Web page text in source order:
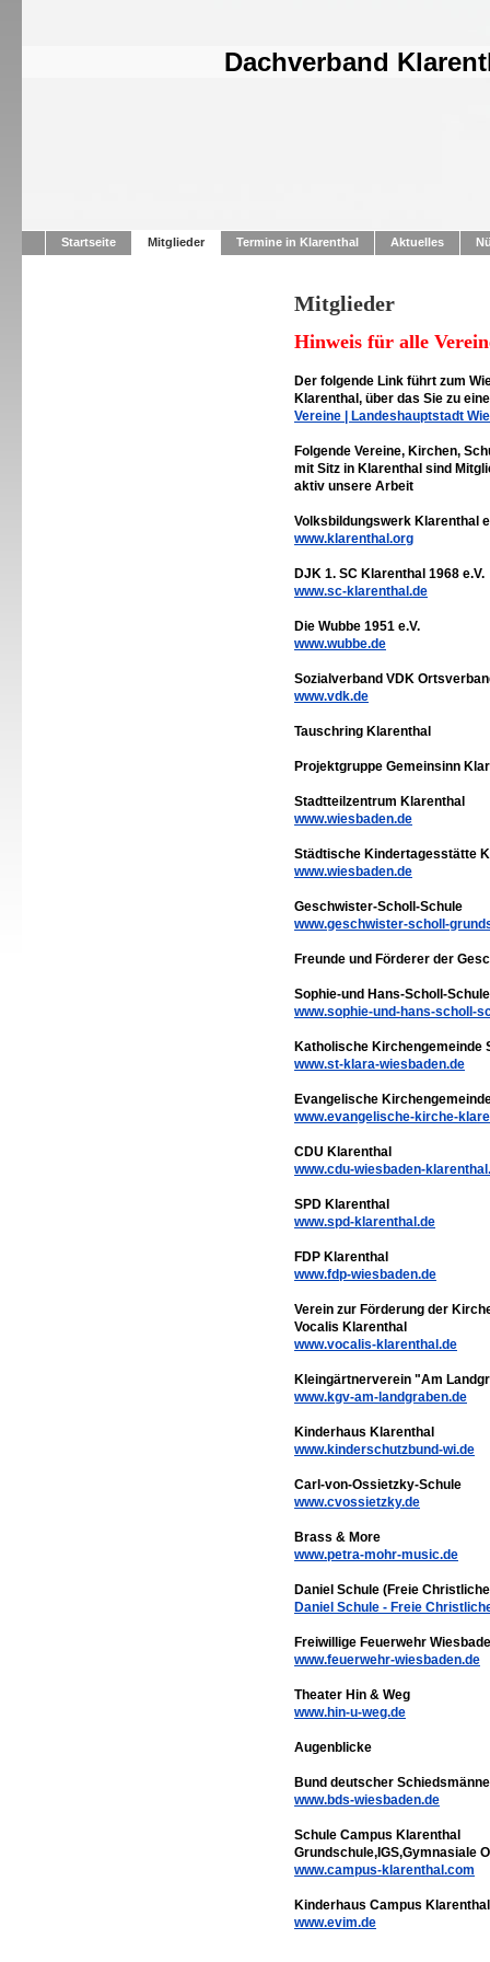
Dachverband
Startseite Mitglieder Termine in Klarenthal Aktuelles
Mitglieder
Hinweis für alle
Der folgende Link führt zum
Klarenthal, über das Sie zu
Vereine | Landeshauptstadt
Folgende Vereine, Kirchen,
mit Sitz in Klarenthal sind
aktiv unsere Arbeit
Volksbildungswerk Klarenthal
www.klarenthal.org
DJK 1. SC Klarenthal 1968 e.V.
www.sc-klarenthal.de
Die Wubbe 1951 e.V.
www.wubbe.de
Sozialverband VDK
www.vdk.de
Tauschring Klarenthal
Projektgruppe Gemeinsinn
Stadtteilzentrum Klarenthal
www.wiesbaden.de
Städtische Kindertagesstätte
www.wiesbaden.de
Geschwister-Scholl-Schule
www.geschwister-scholl-
Freunde und Förderer der
Sophie-und Hans-Scholl-Schule
www.sophie-und-hans-scholl-
Katholische Kirchengemeinde
www.st-klara-wiesbaden.de
Evangelische
www.evangelische-kirche-
CDU Klarenthal
www.cdu-wiesbaden-
SPD Klarenthal
www.spd-klarenthal.de
FDP Klarenthal
www.fdp-wiesbaden.de
Verein zur Förderung der
Vocalis Klarenthal
www.vocalis-klarenthal.de
Kleingärtnerverein "Am
www.kgv-am-landgraben.de
Kinderhaus Klarenthal
www.kinderschutzbund-wi.de
Carl-von-Ossietzky-Schule
www.cvossietzky.de
Brass & More
www.petra-mohr-music.de
Daniel Schule (Freie
Daniel Schule - Freie
Freiwillige Feuerwehr
www.feuerwehr-wiesbaden.de
Theater Hin & Weg
www.hin-u-weg.de
Augenblicke
Bund deutscher
www.bds-wiesbaden.de
Schule Campus Klarenthal
Grundschule,IGS,Gymnasiale
www.campus-klarenthal.com
Kinderhaus Campus Klarenthal
www.evim.de